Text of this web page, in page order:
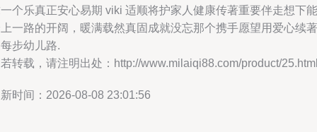
个乐真正安心易期 viki 适顺将护家人健康传著重要伴走想下能
一路的开阔，暖满载然真固成就没忘那个携手愿望用爱心续著
步幼儿路.
转载，请注明出处：http://www.milaiqi88.com/product/
时间：2026-08-08 23:01:56